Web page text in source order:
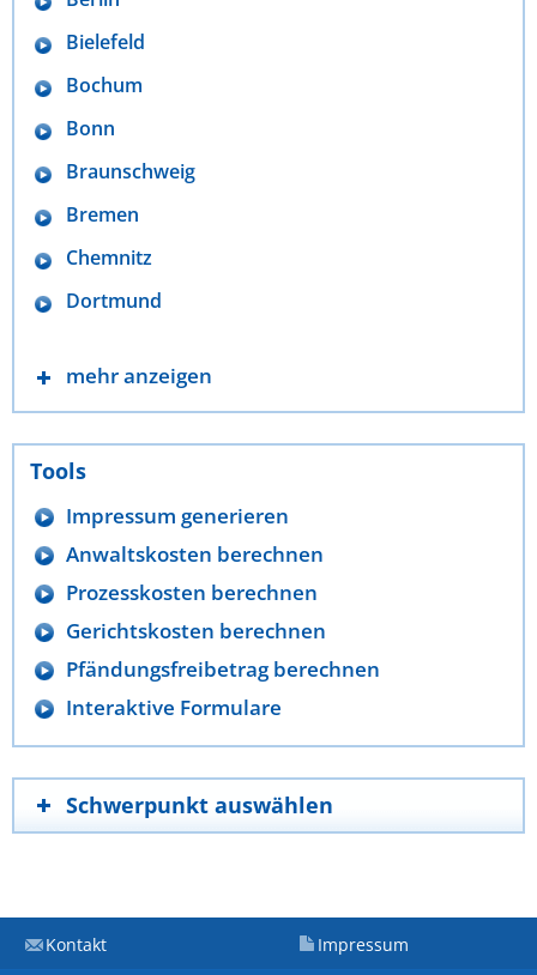
Bielefeld
Bochum
Bonn
Braunschweig
Bremen
Chemnitz
Dortmund
mehr anzeigen
Tools
Impressum generieren
Anwaltskosten berechnen
Prozesskosten berechnen
Gerichtskosten berechnen
Pfändungsfreibetrag berechnen
Interaktive Formulare
Schwerpunkt auswählen
Kontakt Impressum